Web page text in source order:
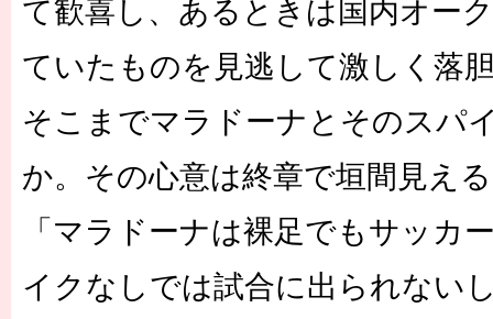
て歓喜し、あるときは国内オー
ていたものを見逃して激しく落
そこまでマラドーナとそのスパ
か。その心意は終章で垣間見え
「マラドーナは裸足でもサッカ
イクなしでは試合に出られない